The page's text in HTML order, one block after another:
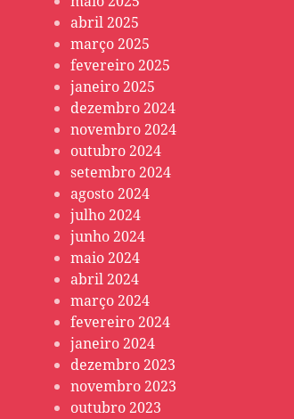
abril 2025
março 2025
fevereiro 2025
janeiro 2025
dezembro 2024
novembro 2024
outubro 2024
setembro 2024
agosto 2024
julho 2024
junho 2024
maio 2024
abril 2024
março 2024
fevereiro 2024
janeiro 2024
dezembro 2023
novembro 2023
outubro 2023